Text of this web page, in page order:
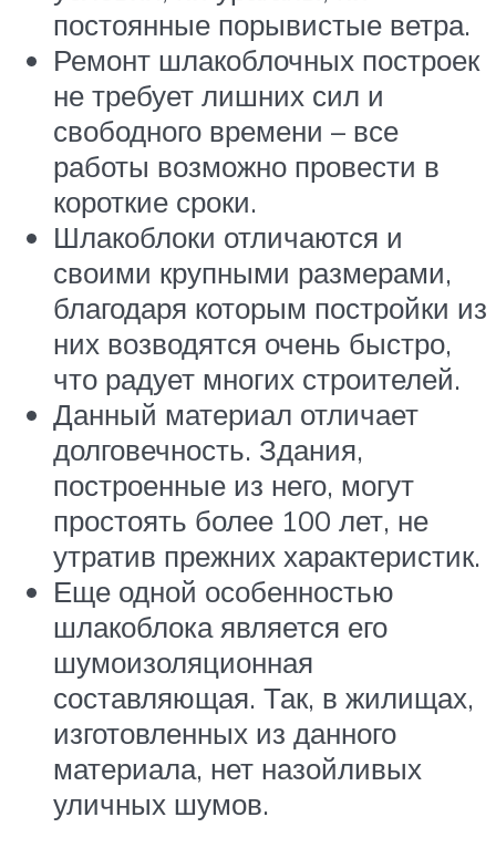
постоянные порывистые ветра.
Ремонт шлакоблочных построек
не требует лишних сил и
свободного времени – все
работы возможно провести в
короткие сроки.
Шлакоблоки отличаются и
своими крупными размерами,
благодаря которым постройки из
них возводятся очень быстро,
что радует многих строителей.
Данный материал отличает
долговечность. Здания,
построенные из него, могут
простоять более 100 лет, не
утратив прежних характеристик.
Еще одной особенностью
шлакоблока является его
шумоизоляционная
составляющая. Так, в жилищах,
изготовленных из данного
материала, нет назойливых
уличных шумов.